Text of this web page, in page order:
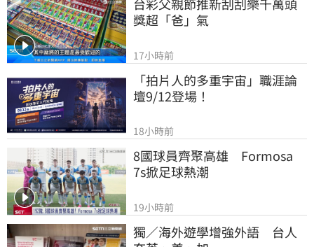
獎超「爸」氣
17小時前
「拍片人的多重宇宙」職涯論
壇9/12登場！
18小時前
8國球員齊聚高雄　Formosa
7s掀足球熱潮
19小時前
獨／海外遊學增強外語　台人